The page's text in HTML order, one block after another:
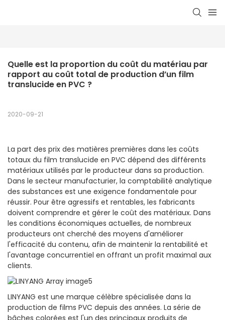
Quelle est la proportion du coût du matériau par
rapport au coût total de production d’un film
translucide en PVC ?
2020-09-21
La part des prix des matières premières dans les coûts
totaux du film translucide en PVC dépend des différents
matériaux utilisés par le producteur dans sa production.
Dans le secteur manufacturier, la comptabilité analytique
des substances est une exigence fondamentale pour
réussir. Pour être agressifs et rentables, les fabricants
doivent comprendre et gérer le coût des matériaux. Dans
les conditions économiques actuelles, de nombreux
producteurs ont cherché des moyens d'améliorer
l'efficacité du contenu, afin de maintenir la rentabilité et
l'avantage concurrentiel en offrant un profit maximal aux
clients.
LINYANG est une marque célèbre spécialisée dans la
production de films PVC depuis des années. La série de